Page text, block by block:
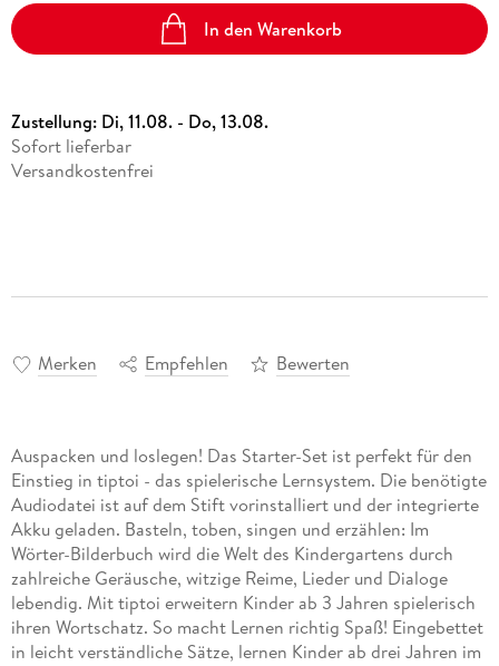
In den Warenkorb
Zustellung: Di, 11.08. - Do, 13.08.
Sofort lieferbar
Versandkostenfrei
Merken Empfehlen Bewerten
Auspacken und loslegen! Das Starter-Set ist perfekt für den
Einstieg in tiptoi - das spielerische Lernsystem. Die benötigte
Audiodatei ist auf dem Stift vorinstalliert und der integrierte
Akku geladen. Basteln, toben, singen und erzählen: Im
Wörter-Bilderbuch wird die Welt des Kindergartens durch
zahlreiche Geräusche, witzige Reime, Lieder und Dialoge
lebendig. Mit tiptoi erweitern Kinder ab 3 Jahren spielerisch
ihren Wortschatz. So macht Lernen richtig Spaß! Eingebettet
in leicht verständliche Sätze, lernen Kinder ab drei Jahren im